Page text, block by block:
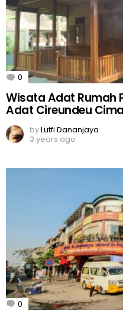
0 Comments
Wisata Adat Rumah
Adat Cireundeu
byLutfi Dananjaya
3 years ago
0 Comments